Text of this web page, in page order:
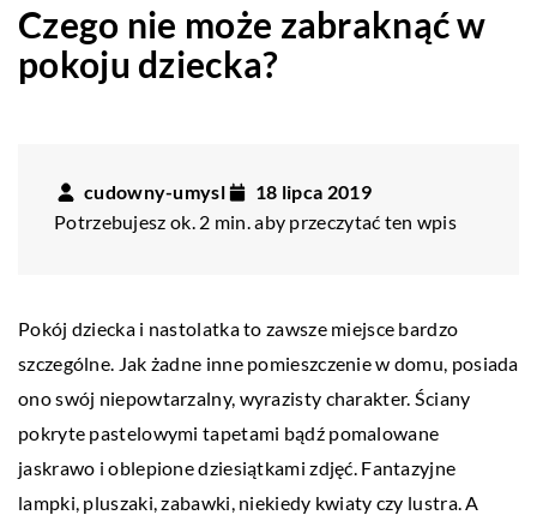
Czego nie może zabraknąć w
pokoju dziecka?
cudowny-umysl
18 lipca 2019
Potrzebujesz ok. 2 min. aby przeczytać ten wpis
Pokój dziecka i nastolatka to zawsze miejsce bardzo
szczególne. Jak żadne inne pomieszczenie w domu, posiada
ono swój niepowtarzalny, wyrazisty charakter. Ściany
pokryte pastelowymi tapetami bądź pomalowane
jaskrawo i oblepione dziesiątkami zdjęć. Fantazyjne
lampki, pluszaki, zabawki, niekiedy kwiaty czy lustra. A